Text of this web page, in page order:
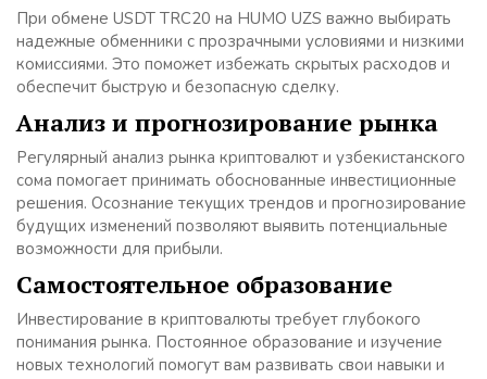
При обмене USDT TRC20 на HUMO UZS важно выбирать
надежные обменники с прозрачными условиями и низкими
комиссиями. Это поможет избежать скрытых расходов и
обеспечит быструю и безопасную сделку.
Анализ и прогнозирование рынка
Регулярный анализ рынка криптовалют и узбекистанского
сома помогает принимать обоснованные инвестиционные
решения. Осознание текущих трендов и прогнозирование
будущих изменений позволяют выявить потенциальные
возможности для прибыли.
Самостоятельное образование
Инвестирование в криптовалюты требует глубокого
понимания рынка. Постоянное образование и изучение
новых технологий помогут вам развивать свои навыки и